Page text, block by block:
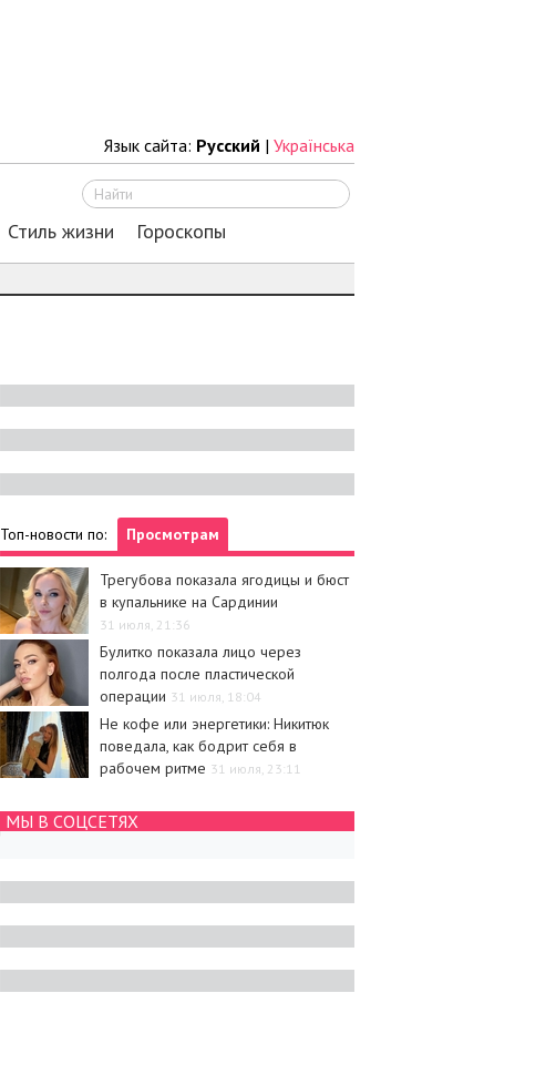
Язык сайта: Русский | Українська
Стиль жизни Гороскопы
Топ-новости по: Просмотрам
Трегубова показала ягодицы и бюст
в купальнике на Сардинии
31 июля, 21:36
Булитко показала лицо через
полгода после пластической
операции 31 июля, 18:04
Не кофе или энергетики: Никитюк
поведала, как бодрит себя в
рабочем ритме 31 июля, 23:11
МЫ В СОЦСЕТЯХ